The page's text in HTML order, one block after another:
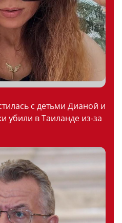
с детьми Дианой и
убили в Таиланде из-за